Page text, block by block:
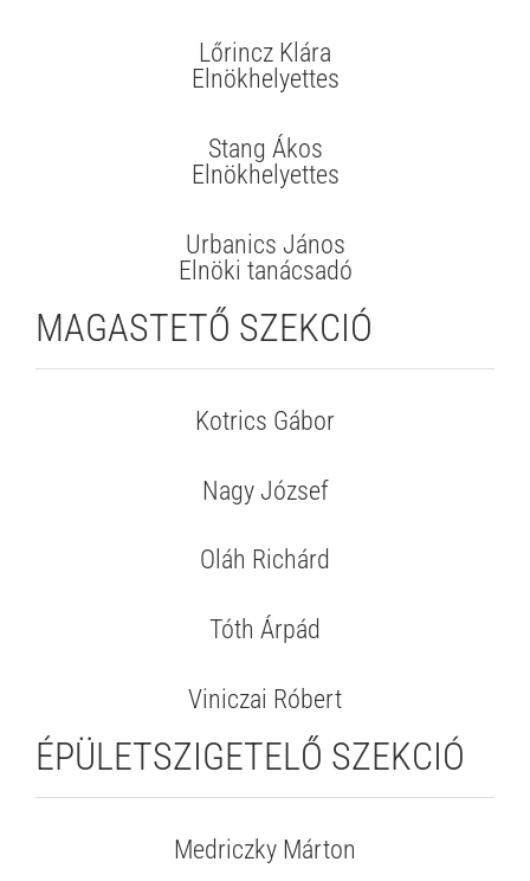
Lőrincz Klára
Elnökhelyettes
Stang Ákos
Elnökhelyettes
Urbanics János
Elnöki tanácsadó
MAGASTETŐ SZEKCIÓ
Kotrics Gábor
Nagy József
Oláh Richárd
Tóth Árpád
Viniczai Róbert
ÉPÜLETSZIGETELŐ SZEKCIÓ
Medriczky Márton